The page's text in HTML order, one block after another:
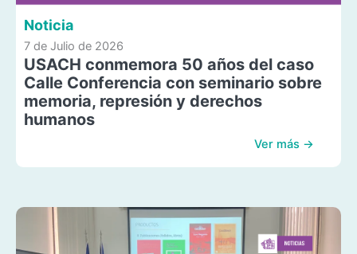
Noticia
7 de Julio de 2026
USACH conmemora 50 años del caso
Calle Conferencia con seminario sobre
memoria, represión y derechos
humanos
Ver más →